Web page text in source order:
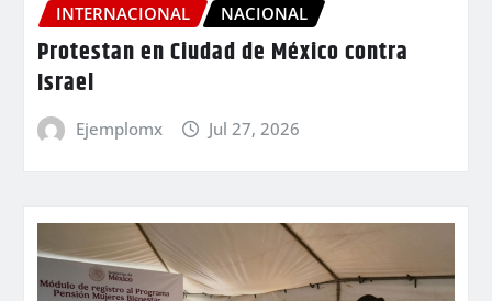
INTERNACIONAL NACIONAL
Protestan en Ciudad de México contra
Israel
Ejemplomx Jul 27, 2026